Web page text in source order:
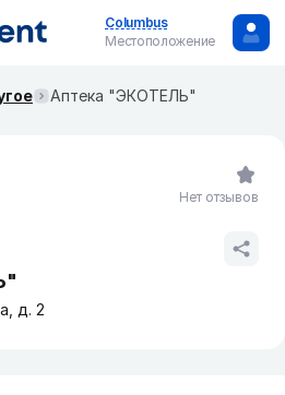
Columbus
Местоположение
Аптека "ЭКОТЕЛЬ"
д. 2
Нет отзывов